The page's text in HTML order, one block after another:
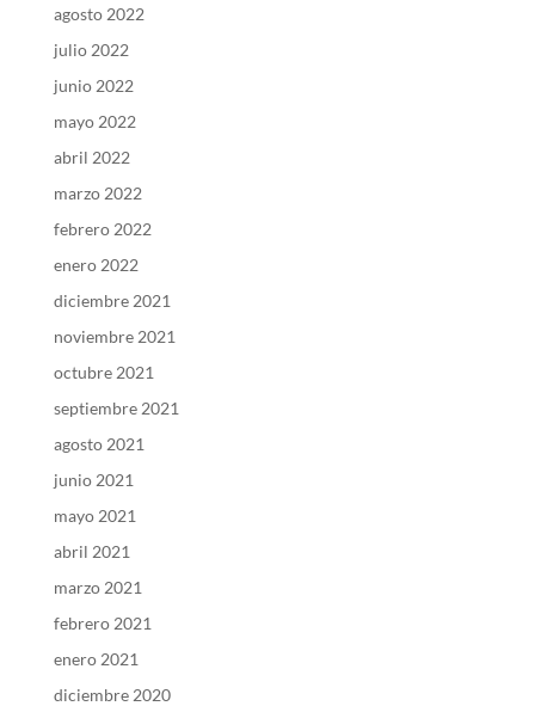
agosto 2022
julio 2022
junio 2022
mayo 2022
abril 2022
marzo 2022
febrero 2022
enero 2022
diciembre 2021
noviembre 2021
octubre 2021
septiembre 2021
agosto 2021
junio 2021
mayo 2021
abril 2021
marzo 2021
febrero 2021
enero 2021
diciembre 2020